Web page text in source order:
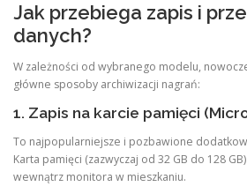
Jak przebiega zapis i
danych?
W zależności od wybranego modelu,
główne sposoby archiwizacji nagrań:
1. Zapis na karcie pamięci
To najpopularniejsze i pozbawione
Karta pamięci (zazwyczaj od 32 GB do 128
wewnątrz monitora w mieszkaniu.